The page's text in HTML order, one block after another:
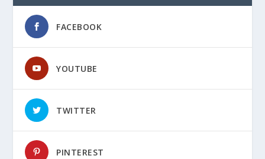
FACEBOOK
YOUTUBE
TWITTER
PINTEREST